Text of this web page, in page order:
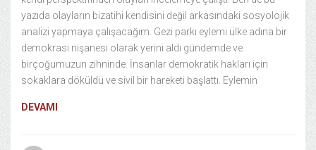
yazıda olayların bizatihi kendisini değil arkasındaki sosyolojik
analizi yapmaya çalışacağım. Gezi parkı eylemi ülke adına bir
demokrasi nişanesi olarak yerini aldı gündemde ve
birçoğumuzun zihninde. İnsanlar demokratik hakları için
sokaklara döküldü ve sivil bir hareketi başlattı. Eylemin
DEVAMI